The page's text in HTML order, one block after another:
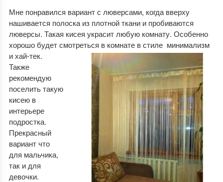
Мне понравился вариант с люверсами, когда вверху
нашивается полоска из плотной ткани и пробиваются
люверсы. Такая кисея украсит любую комнату. Особенно
хорошо будет смотреться в комнате в стиле минимализм
и хай-тек.
Также
рекомендую
поселить такую
кисею в
интерьере
подростка.
Прекрасный
вариант что
для мальчика,
так и для
девочки.